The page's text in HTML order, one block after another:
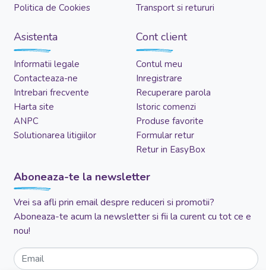
Politica de Cookies
Transport si retururi
Asistenta
Informatii legale
Contacteaza-ne
Intrebari frecvente
Harta site
ANPC
Solutionarea litigiilor
Cont client
Contul meu
Inregistrare
Recuperare parola
Istoric comenzi
Produse favorite
Formular retur
Retur in EasyBox
Aboneaza-te la newsletter
Vrei sa afli prin email despre reduceri si promotii?
Aboneaza-te acum la newsletter si fii la curent cu tot ce e
nou!
Email